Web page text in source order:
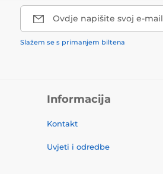
Ovdje napišite svoj e-mail
Slažem se s primanjem biltena
Informacija
Kontakt
Uvjeti i odredbe